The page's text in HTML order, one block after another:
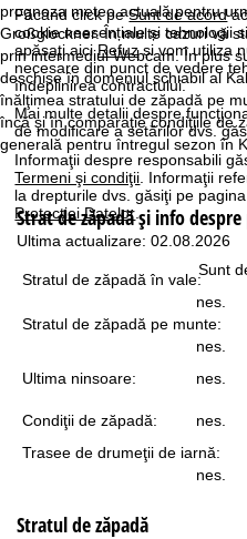
Făcând click peSunt de acord
cookie neesențiale și tehnologii
apăsaţi aiciRefuzși vom utiliza
necesare din punct de vedere
îndeplinirea contractului.
Mai multe detalii despre
de modificare a setărilor dvs.
Informaţii despre responsabili
Termeni şi condiţii . Informaţii
la drepturile dvs. găsiţi pe
Protecţiei Datelor.
Sunt
ă
prognoza meteo actuală pentru
Großglockner. În multe cazuri vă
prin intermediul Webcam. În plus
deschise în domeniul schiabil al
înălţimea stratului de zăpadă pe
încă şi în comparaţie condiţiile de
generală pentru întregul sezon în
Strat de zăpadă şi info
Ultima actualizare: 02.08.2026
Stratul de zăpadă în vale:
nes.
Stratul de zăpadă pe munte:
nes.
Ultima ninsoare: nes.
Condiţii de zăpadă: nes.
Trasee de drumeţii de iarnă:
nes.
Stratul de zăpadă